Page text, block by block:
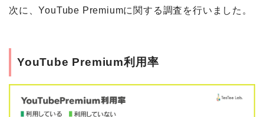
次に、YouTube Premiumに関する調査を行いました。
YouTube Premium利用率